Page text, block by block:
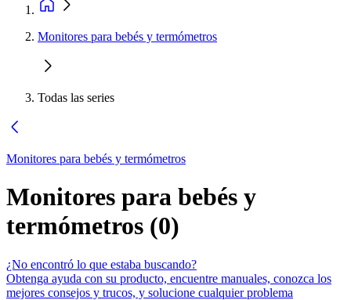
Monitores para bebés y termómetros
Todas las series
Monitores para bebés y termómetros
Monitores para bebés y
termómetros (0)
¿No encontró lo que estaba buscando?
Obtenga ayuda con su producto, encuentre manuales, conozca los
mejores consejos y trucos, y solucione cualquier problema